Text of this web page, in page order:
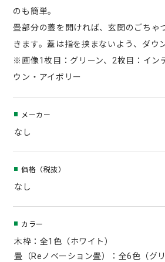
のも簡単。
畳部分の蓋を開ければ、玄関のごちゃ
きます。蓋は指を挟まないよう、ダウ
※画像1枚目：グリーン、2枚目：イン
ウン・アイボリー
メーカー
なし
価格（税抜）
なし
カラー
木枠：全1色（ホワイト）
畳（Reノベーション畳）：全6色（グ